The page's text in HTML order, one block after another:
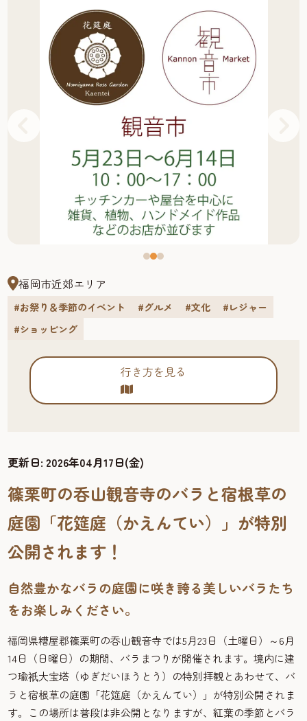
福岡市近郊エリア
#お祭り＆季節のイベント #グルメ #文化
#レジャー
#ショッピング
行き方を見る
更新日:2026年04月17日(金)
篠栗町の呑山観音寺のバラと宿根草の
庭園「花筵庭（かえんてい）」が特別
公開されます！
自然豊かなバラの庭園に咲き誇る美しいバラたち
をお楽しみください。
福岡県糟屋郡篠栗町の呑山観音寺では5月23日（土曜日）～6月
14日（日曜日）の期間、バラまつりが開催されます。境内に建
つ瑜祇大宝塔（ゆぎだいほうとう）の特別拝観とあわせて、バ
ラと宿根草の庭園「花筵庭（かえんてい）」が特別公開されま
す。この場所は普段は非公開となりますが、紅葉の季節とバラ